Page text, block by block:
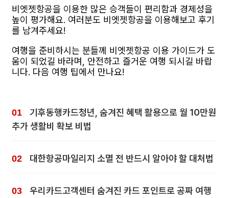
비엣젯항공을 이용한 많은 승객들이 편리함과 경제성을
높이 평가해요. 여러분도 비엣젯항공을 이용해보고 후기
를 남겨주세요!
여행을 준비하시는 분들께 비엣젯항공 이용 가이드가 도
움이 되었길 바라며, 안전하고 즐거운 여행 되시길 바랍
니다. 다음 여행 팁에서 만나요!
기후동행카드청년, 숨겨진 혜택 활용으로 월 10만원
추가 생활비 확보 비법
대한항공마일리지 소멸 전 반드시 알아야 할 대처법
우리카드고객센터 숨겨진 카드 포인트로 공짜 여행